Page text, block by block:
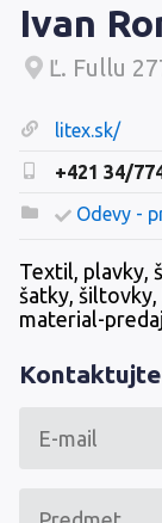
Ivan
Ľ. Fullu
litex.sk/
+421 34/
Odevy -
Textil, plavky,
šatky,
material-predaj